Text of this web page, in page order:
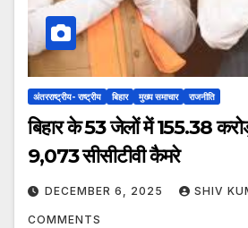
अंतरराष्ट्रीय- राष्ट्रीय बिहार मुख्य समाचार राजनीति
बिहार के 53 जेलों में 155.38
9,073 सीसीटीवी कैमरे
DECEMBER 6, 2025 SHIV
COMMENTS